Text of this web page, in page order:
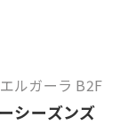
ルガーラ B2F
シーズンズ